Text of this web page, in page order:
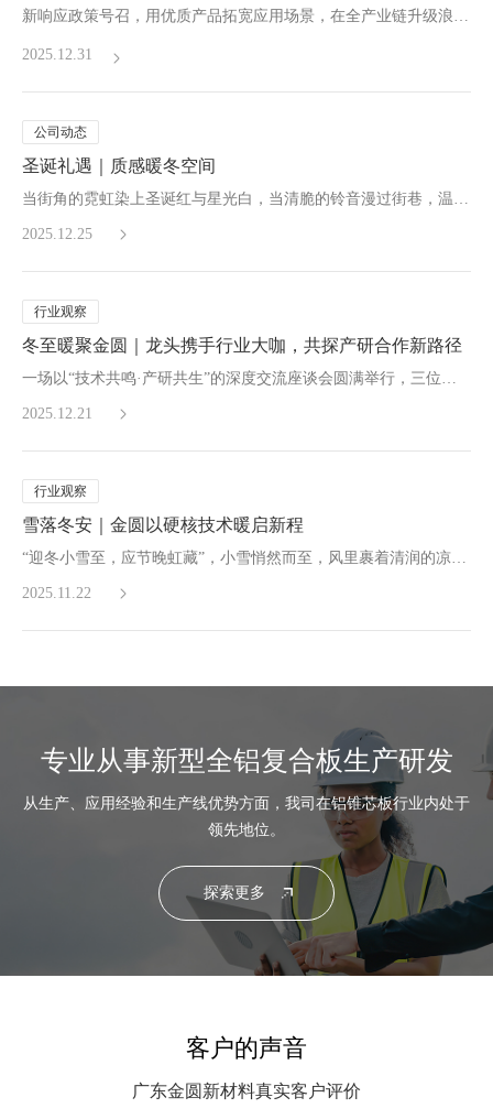
新响应政策号召，用优质产品拓宽应用场景，在全产业链升级浪潮
2025.12.31
公司动态
圣诞礼遇｜质感暖冬空间
2025.12.25
行业观察
冬至暖聚金圆｜龙头携手行业大咖，共探产研合作新路径
2025.12.21
行业观察
雪落冬安｜金圆以硬核技术暖启新程
2025.11.22
专业从事新型全铝复合板生产研发
从生产、应用经验和生产线优势方面，我司在铝锥芯板行业内处于
领先地位。
探索更多
客户的声音
广东金圆新材料真实客户评价